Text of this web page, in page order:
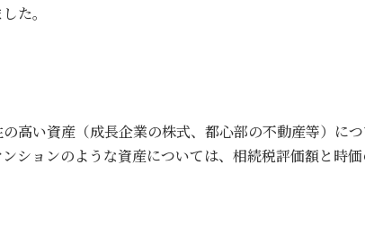
た。
高い資産（成長企業の株式、都心部の不動産等）に
ションのような資産については、相続税評価額と時